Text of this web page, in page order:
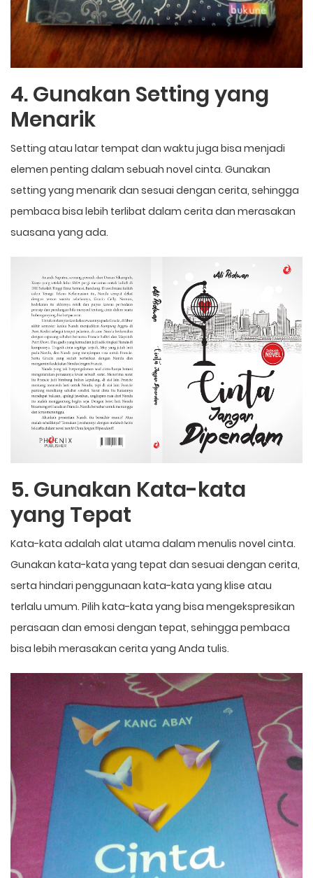
4. Gunakan Setting yang
Menarik
Setting atau latar tempat dan waktu juga bisa menjadi
elemen penting dalam sebuah novel cinta. Gunakan
setting yang menarik dan sesuai dengan cerita, sehingga
pembaca bisa lebih terlibat dalam cerita dan merasakan
suasana yang ada.
5. Gunakan Kata-kata
yang Tepat
Kata-kata adalah alat utama dalam menulis novel cinta.
Gunakan kata-kata yang tepat dan sesuai dengan cerita,
serta hindari penggunaan kata-kata yang klise atau
terlalu umum. Pilih kata-kata yang bisa mengekspresikan
perasaan dan emosi dengan tepat, sehingga pembaca
bisa lebih merasakan cerita yang Anda tulis.